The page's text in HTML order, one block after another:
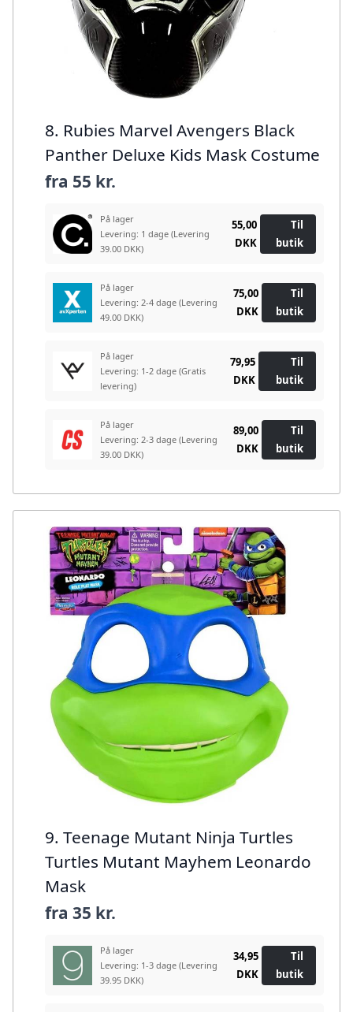
8. Rubies Marvel Avengers Black
Panther Deluxe Kids Mask Costume
fra 55 kr.
På lager
Levering: 1 dage (Levering
39.00 DKK)
55,00
DKK
Til
butik
På lager
Levering: 2-4 dage (Levering
49.00 DKK)
75,00
DKK
Til
butik
På lager
Levering: 1-2 dage (Gratis
levering)
79,95
DKK
Til
butik
På lager
Levering: 2-3 dage (Levering
39.00 DKK)
89,00
DKK
Til
butik
9. Teenage Mutant Ninja Turtles
Turtles Mutant Mayhem Leonardo
Mask
fra 35 kr.
På lager
Levering: 1-3 dage (Levering
39.95 DKK)
34,95
DKK
Til
butik